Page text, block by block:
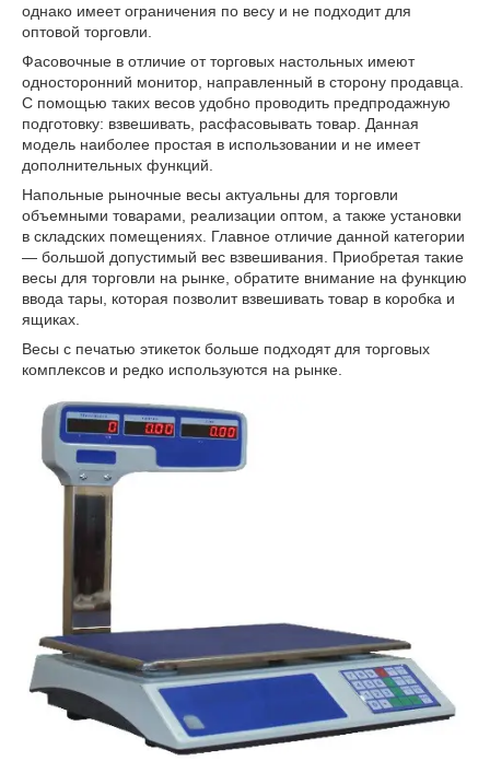
однако имеет ограничения по весу и не подходит для
оптовой торговли.
Фасовочные в отличие от торговых настольных имеют
односторонний монитор, направленный в сторону продавца.
С помощью таких весов удобно проводить предпродажную
подготовку: взвешивать, расфасовывать товар. Данная
модель наиболее простая в использовании и не имеет
дополнительных функций.
Напольные рыночные весы актуальны для торговли
объемными товарами, реализации оптом, а также установки
в складских помещениях. Главное отличие данной категории
— большой допустимый вес взвешивания. Приобретая такие
весы для торговли на рынке, обратите внимание на функцию
ввода тары, которая позволит взвешивать товар в коробка и
ящиках.
Весы с печатью этикеток больше подходят для торговых
комплексов и редко используются на рынке.